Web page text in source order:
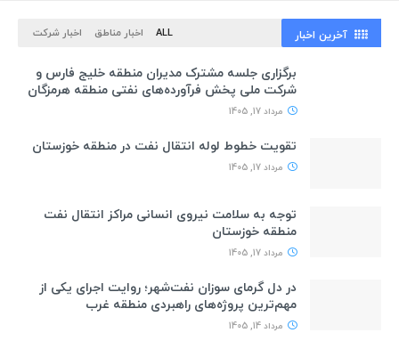
آخرین اخبار ALL اخبار مناطق اخبار شرکت
برگزاری جلسه مشترک مدیران منطقه خلیج فارس و
شرکت ملی پخش فرآورده‌های نفتی منطقه هرمزگان
مرداد 17, 1405
تقویت خطوط لوله انتقال نفت در منطقه خوزستان
مرداد 17, 1405
توجه به سلامت نیروی انسانی مراکز انتقال نفت
منطقه خوزستان
مرداد 17, 1405
در دل گرمای سوزان نفت‌شهر؛ روایت اجرای یکی از
مهم‌ترین پروژه‌های راهبردی منطقه غرب
مرداد 14, 1405